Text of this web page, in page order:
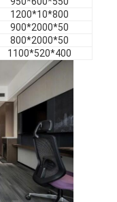
1200*10*800
900*2000*50
800*2000*50
1100*520*400